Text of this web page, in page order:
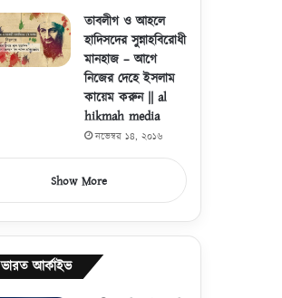
তাবলীগ ও আহলে
হাদিসদের সুন্নাহবিরোধী
মানহাজ – আগে
নিজের দেহে ইসলাম
কায়েম করুন || al
hikmah media
নভেম্বর ১৪, ২০১৬
Show More
ভারত আর্কাইভ